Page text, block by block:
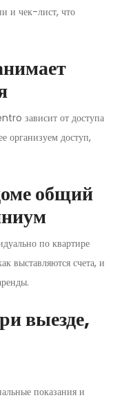
и чек-лист, что
зависит от доступа
организуем доступ,
общий
по квартире
выставляются счета, и
выезде,
показания и